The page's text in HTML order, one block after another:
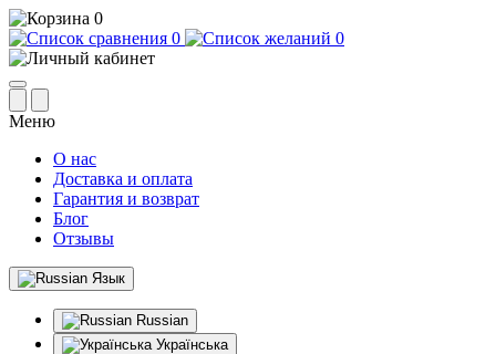
0
0
0
Меню
О нас
Доставка и оплата
Гарантия и возврат
Блог
Отзывы
Язык
Russian
Українська